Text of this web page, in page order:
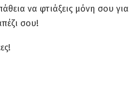
να φτιάξεις μόνη σου για
σου!